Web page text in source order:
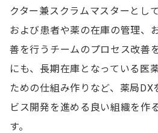
クター兼スクラムマスターとし
および患者や薬の在庫の管理、
善を行うチームのプロセス改善
にも、長期在庫となっている医
ための仕組み作りなど、薬局DX
ビス開発を進める良い組織を作
す。